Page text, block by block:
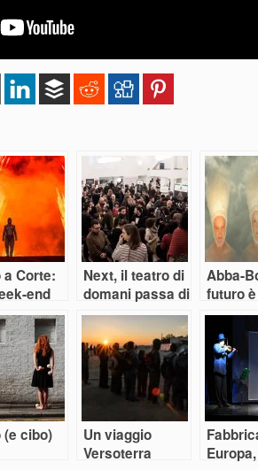
a Corte:
end
all’insù
Next, il teatro di
domani passa di
qui
Abba-
futuro
nero)
(e cibo)
Un viaggio
Versoterra